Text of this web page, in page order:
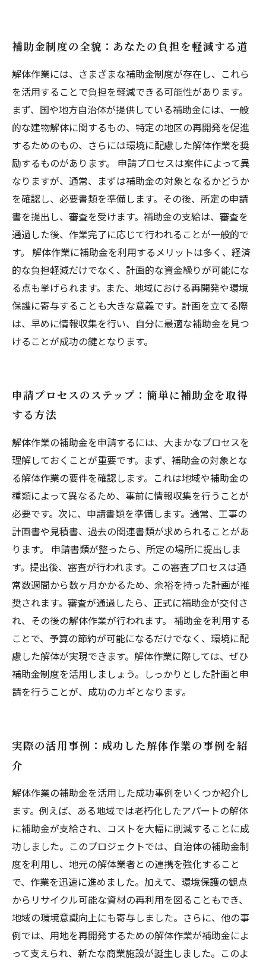
補助金制度の全貌：あなたの負担を軽減する道
解体作業には、さまざまな補助金制度が存在し、これら
を活用することで負担を軽減できる可能性があります。
まず、国や地方自治体が提供している補助金には、一般
的な建物解体に関するもの、特定の地区の再開発を促進
するためのもの、さらには環境に配慮した解体作業を奨
励するものがあります。 申請プロセスは案件によって異
なりますが、通常、まずは補助金の対象となるかどうか
を確認し、必要書類を準備します。その後、所定の申請
書を提出し、審査を受けます。補助金の支給は、審査を
通過した後、作業完了に応じて行われることが一般的で
す。 解体作業に補助金を利用するメリットは多く、経済
的な負担軽減だけでなく、計画的な資金繰りが可能にな
る点も挙げられます。また、地域における再開発や環境
保護に寄与することも大きな意義です。計画を立てる際
は、早めに情報収集を行い、自分に最適な補助金を見つ
けることが成功の鍵となります。
申請プロセスのステップ：簡単に補助金を取得
する方法
解体作業の補助金を申請するには、大まかなプロセスを
理解しておくことが重要です。まず、補助金の対象とな
る解体作業の要件を確認します。これは地域や補助金の
種類によって異なるため、事前に情報収集を行うことが
必要です。次に、申請書類を準備します。通常、工事の
計画書や見積書、過去の関連書類が求められることがあ
ります。 申請書類が整ったら、所定の場所に提出しま
す。提出後、審査が行われます。この審査プロセスは通
常数週間から数ヶ月かかるため、余裕を持った計画が推
奨されます。審査が通過したら、正式に補助金が交付さ
れ、その後の解体作業が行われます。 補助金を利用する
ことで、予算の節約が可能になるだけでなく、環境に配
慮した解体が実現できます。解体作業に際しては、ぜひ
補助金制度を活用しましょう。しっかりとした計画と申
請を行うことが、成功のカギとなります。
実際の活用事例：成功した解体作業の事例を紹
介
解体作業の補助金を活用した成功事例をいくつか紹介し
ます。例えば、ある地域では老朽化したアパートの解体
に補助金が支給され、コストを大幅に削減することに成
功しました。このプロジェクトでは、自治体の補助金制
度を利用し、地元の解体業者との連携を強化すること
で、作業を迅速に進めました。加えて、環境保護の観点
からリサイクル可能な資材の再利用を図ることもでき、
地域の環境意識向上にも寄与しました。さらに、他の事
例では、用地を再開発するための解体作業が補助金によ
って支えられ、新たな商業施設が誕生しました。このよ